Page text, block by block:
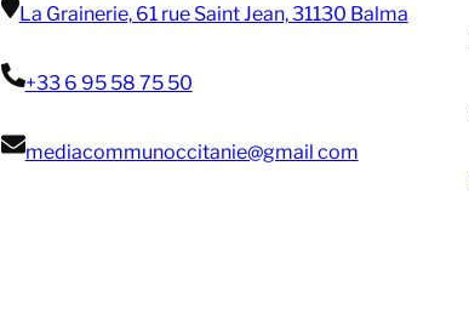
La Grainerie, 61 rue Saint Jean, 31130 Balma
+33 6 95 58 75 50
mediacommunoccitanie@gmail com